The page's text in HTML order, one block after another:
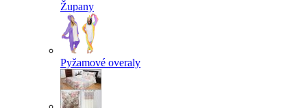
Župany
Pyžamové overaly